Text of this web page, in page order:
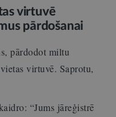
virtuvē
pārdošanai
pārdodot miltu
virtuvē. Saprotu,
“Jums jāreģistrē